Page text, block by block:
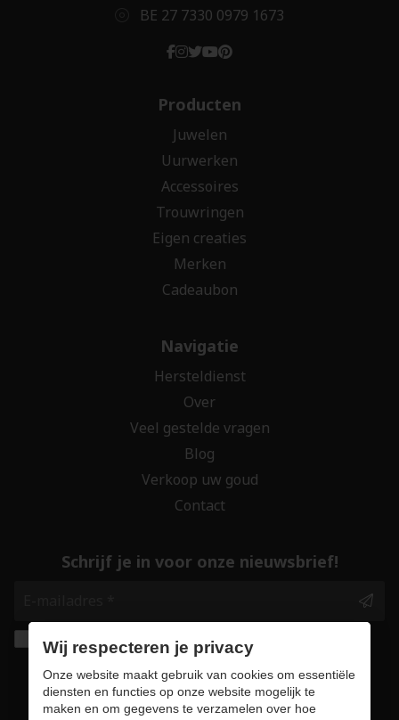
BE 27 7330 0979 1673
Producten
Juwelen
Uurwerken
Accessoires
Trouwringen
Eigen creaties
Merken
Cadeaubon
Navigatie
Hersteldienst
Over
Veel gestelde vragen
Blog
Verkoop uw goud
Contact
Schrijf je in voor onze nieuwsbrief!
Ik geef de toestemming om mijn gegevens te
bewaren en verwerken zoals aangegeven in
onzeprivacy statement. *
Wij respecteren je privacy
Onze website maakt gebruik van cookies om essentiële
diensten en functies op onze website mogelijk te
maken en om gegevens te verzamelen over hoe